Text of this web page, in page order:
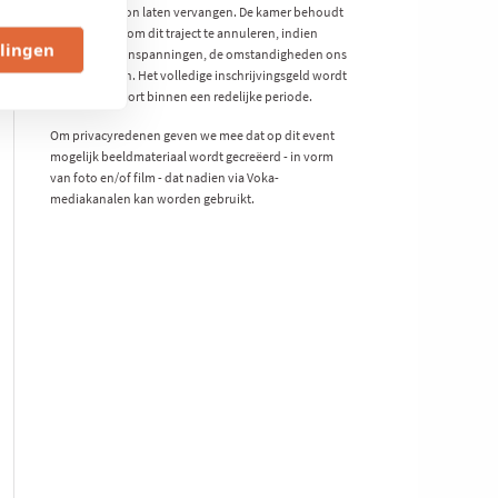
andere persoon laten vervangen. De kamer behoudt
zich het recht om dit traject te annuleren, indien
ondanks alle inspanningen, de omstandigheden ons
ertoe dwingen. Het volledige inschrijvingsgeld wordt
dan teruggestort binnen een redelijke periode.
Om privacyredenen geven we mee dat op dit event
mogelijk beeldmateriaal wordt gecreëerd - in vorm
van foto en/of film - dat nadien via Voka-
mediakanalen kan worden gebruikt.